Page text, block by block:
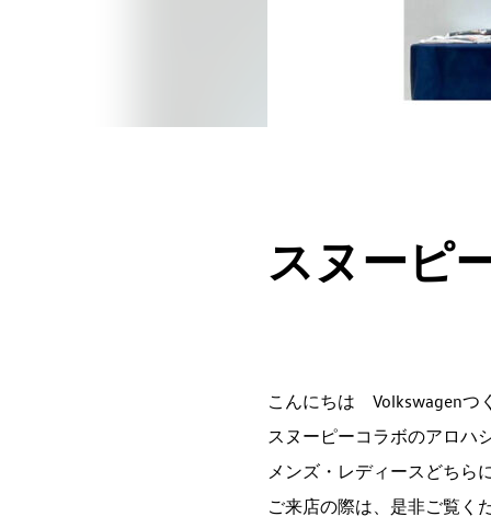
スヌーピ
こんにちは Volkswagenつ
スヌーピーコラボのアロハ
メンズ・レディースどちら
ご来店の際は、是非ご覧く